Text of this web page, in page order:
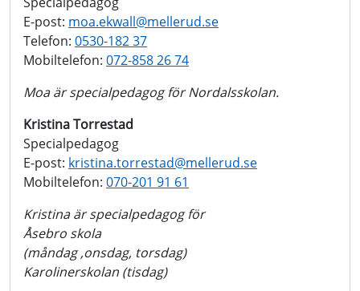
E-post: moa.ekwall@mellerud.se
Telefon: 0530-182 37
Mobiltelefon: 072-858 26 74
Moa är specialpedagog för Nordalsskolan.
Kristina Torrestad
Specialpedagog
E-post: kristina.torrestad@mellerud.se
Mobiltelefon: 070-201 91 61
Kristina är specialpedagog för
Åsebro skola
(måndag ,onsdag, torsdag)
Karolinerskolan (tisdag)